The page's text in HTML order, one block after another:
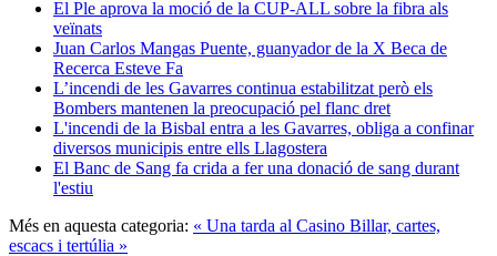
El Ple aprova la moció de la CUP-ALL sobre la fibra als
veïnats
Juan Carlos Mangas Puente, guanyador de la X Beca de
Recerca Esteve Fa
L’incendi de les Gavarres continua estabilitzat però els
Bombers mantenen la preocupació pel flanc dret
L'incendi de la Bisbal entra a les Gavarres, obliga a confinar
diversos municipis entre ells Llagostera
El Banc de Sang fa crida a fer una donació de sang durant
l'estiu
Més en aquesta categoria: « Una tarda al Casino Billar, cartes,
escacs i tertúlia »